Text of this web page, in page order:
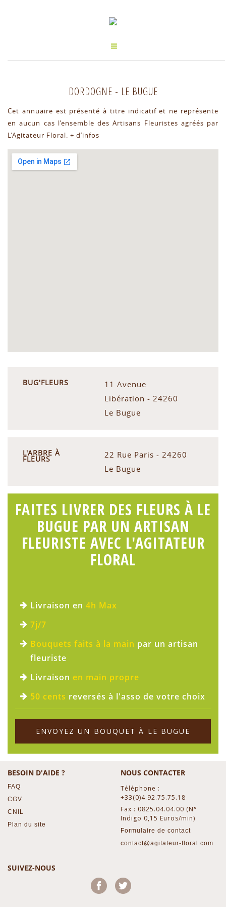
DORDOGNE - LE BUGUE
Cet annuaire est présenté à titre indicatif et ne représente
en aucun cas l’ensemble des Artisans Fleuristes agréés par
L’Agitateur Floral. + d’infos
BUG'FLEURS
11 Avenue
Libération - 24260
Le Bugue
L'ARBRE À
FLEURS
22 Rue Paris - 24260
Le Bugue
FAITES LIVRER DES FLEURS À LE
BUGUE PAR UN ARTISAN
FLEURISTE AVEC L'AGITATEUR
FLORAL
Livraison en 4h Max
7j/7
Bouquets faits à la main par un artisan
fleuriste
Livraison en main propre
50 cents reversés à l'asso de votre choix
ENVOYEZ UN BOUQUET À LE BUGUE
BESOIN D'AIDE ?
FAQ
CGV
CNIL
Plan du site
NOUS CONTACTER
Téléphone :
+33(0)4.92.75.75.18
Fax : 0825.04.04.00 (N°
Indigo 0,15 Euros/min)
Formulaire de contact
contact@agitateur-floral.com
SUIVEZ-NOUS
Facebook